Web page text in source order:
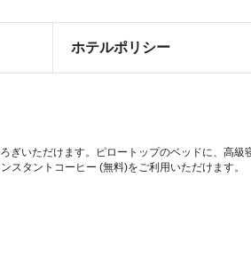
ホテルポリシー
いただけます。ピロートップのベッドに、高
スタントコーヒー (無料)をご利用いただけます。